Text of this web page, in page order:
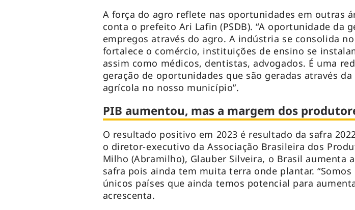
A força do agro reflete nas oportunidades em outras
conta o prefeito Ari Lafin (PSDB). “A oportunidade da
empregos através do agro. A indústria se consolida
fortalece o comércio, instituições de ensino se
assim como médicos, dentistas, advogados. É uma
geração de oportunidades que são geradas através da
agrícola no nosso município”.
PIB aumentou, mas a margem dos
O resultado positivo em 2023 é resultado da safra
o diretor-executivo da Associação Brasileira dos
Milho (Abramilho), Glauber Silveira, o Brasil aumenta
safra pois ainda tem muita terra onde plantar. “Somos
únicos países que ainda temos potencial para
acrescenta.